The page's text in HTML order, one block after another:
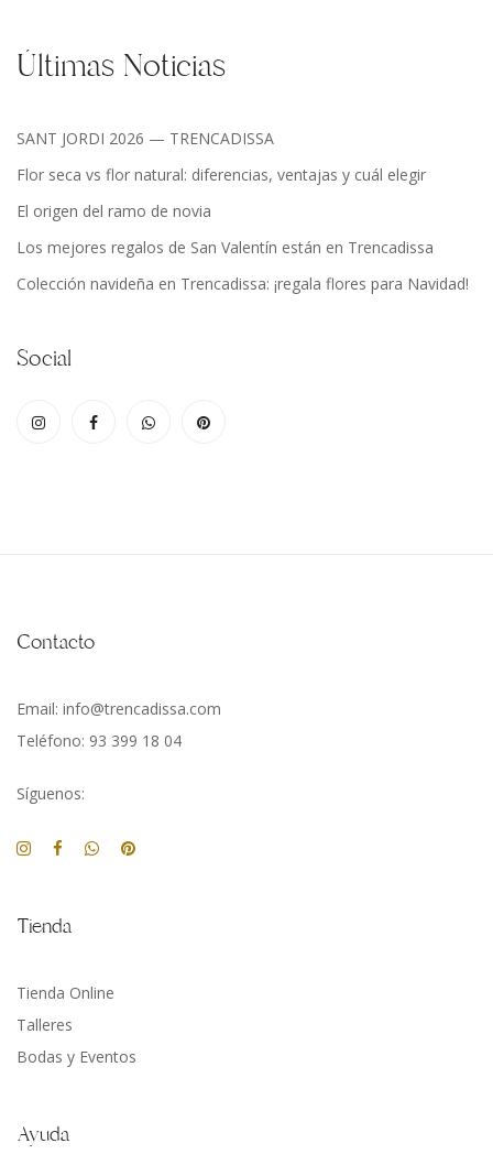
Últimas Noticias
SANT JORDI 2026 — TRENCADISSA
Flor seca vs flor natural: diferencias, ventajas y cuál elegir
El origen del ramo de novia
Los mejores regalos de San Valentín están en Trencadissa
Colección navideña en Trencadissa: ¡regala flores para Navidad!
Social
Contacto
Email: info@trencadissa.com
Teléfono: 93 399 18 04
Síguenos:
Tienda
Tienda Online
Talleres
Bodas y Eventos
Ayuda